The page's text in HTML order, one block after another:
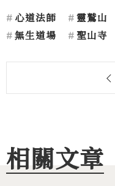
心道法師 靈鷲山
無生道場
聖山寺
相關文章